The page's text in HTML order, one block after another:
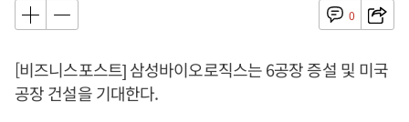
0
[비즈니스포스트] 삼성바이오로직스는 6공장 증설 및 미국
공장 건설을 기대한다.